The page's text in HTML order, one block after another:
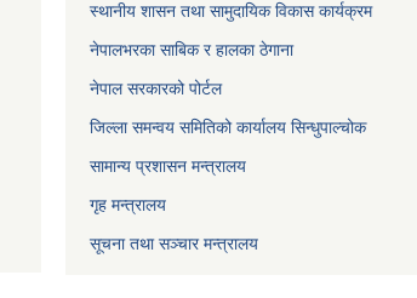
स्थानीय शासन तथा सामुदायिक विकास कार्यक्रम
नेपालभरका साबिक र हालका ठेगाना
नेपाल सरकारको पोर्टल
जिल्ला समन्वय समितिको कार्यालय सिन्धुपाल्चोक
सामान्य प्रशासन मन्त्रालय
गृह मन्त्रालय
सूचना तथा सञ्चार मन्त्रालय